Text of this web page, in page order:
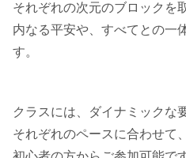
それぞれの次元のブロックを
内なる平安や、すべてとの一
す。
クラスには、ダイナミックな
それぞれのペースに合わせて